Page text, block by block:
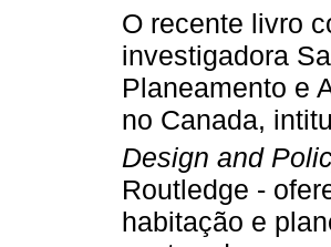
O recente livro
investigadora
Planeamento e
no Canada,
Design and
Routledge -
habitação e